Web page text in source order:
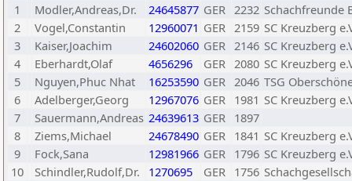
1
Modler,Andreas,Dr. 24645877 GER 2232 Schachfreunde
2
Vogel,Constantin 12960071 GER 2159 SC Kreuzberg
3
Kaiser,Joachim 24602060 GER 2146 SC Kreuzberg
4
Eberhardt,Olaf 4656296 GER 2080 SC Kreuzberg
5
Nguyen,Phuc Nhat 16253590 GER 2046 TSG
6
Adelberger,Georg 12967076 GER 1981 SC Kreuzberg
7
Sauermann,Andreas 24639613 GER 1897
8
Ziems,Michael 24678490 GER 1841 SC Kreuzberg
9
Fock,Sana 12981966 GER 1796 SC Kreuzberg
10
Schindler,Rudolf,Dr. 1270695 GER 1756